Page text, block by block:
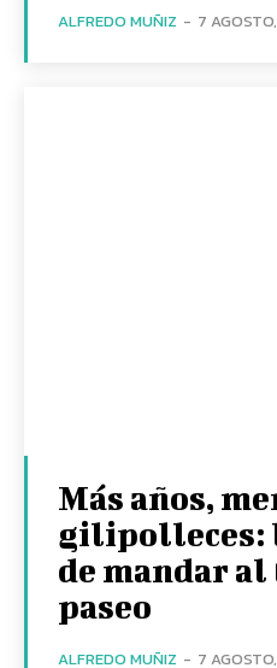
ALFREDO MUÑIZ - 7
Más años,
gilipolleces:
de mandar al
paseo
ALFREDO MUÑIZ - 7